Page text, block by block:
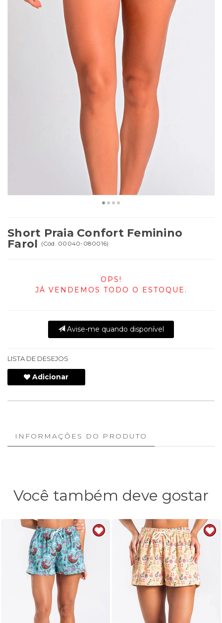
Short Praia Confort Feminino
Farol (Cód. 00040-080016)
OPS!
JÁ VENDEMOS TODO O ESTOQUE.
Avise-me quando disponível
LISTA DE DESEJOS
Adicionar
INFORMAÇÕES DO PRODUTO
Você também deve gostar